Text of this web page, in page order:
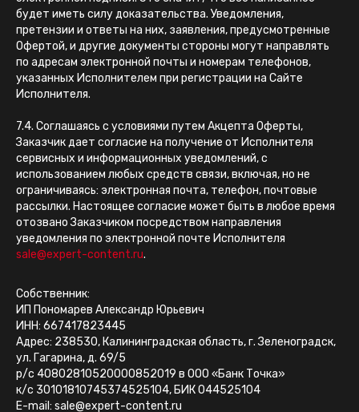
будет иметь силу доказательства. Уведомления,
претензии и ответы на них, заявления, предусмотренные
Офертой, и другие документы стороны могут направлять
по адресам электронной почты и номерам телефонов,
указанных Исполнителем при регистрации на Сайте
Исполнителя.
7.4. Соглашаясь с условиями путем Акцепта Оферты,
Заказчик дает согласие на получение от Исполнителя
сервисных и информационных уведомлений, с
использованием любых средств связи, включая, но не
ограничиваясь: электронная почта, телефон, почтовые
рассылки. Настоящее согласие может быть в любое время
отозвано Заказчиком посредством направления
уведомления по электронной почте Исполнителя
sale@expert-content.ru.
Собственник:
ИП Пономарев Александр Юрьевич
ИНН: 667417823445
Адрес: 238530, Калининградская область, г. Зеленоградск,
ул. Гагарина, д. 69/5
р/с 40802810520000852019 в ООО «Банк Точка»
к/с 30101810745374525104, БИК 044525104
E-mail: sale@expert-content.ru